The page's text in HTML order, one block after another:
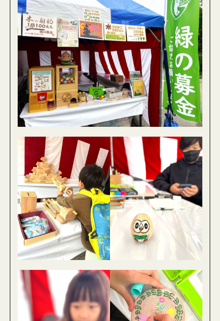
緑の募金について
緑の募金に協力するには
緑の募金の活用
事業紹介
募金を活用した森づくり
資材のお申し込み
緑の募金グッズのご注文
ピックアップコンテンツ
お知らせ
イベント情報
What’s New
東京にこそ緑が必要
交付金事業・普及啓発事業
ボランティア団体等への助成金について（公募事
業）
企業の皆様の緑化活動について
報告事項
緑の募金計画及び結果の公告